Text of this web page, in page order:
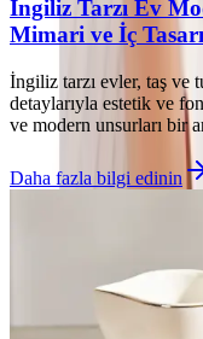
İngiliz Tarzı Ev
Mimari ve İç
İngiliz tarzı evler, taş ve
detaylarıyla estetik ve
ve modern unsurları bir
Daha fazla bilgi edinin